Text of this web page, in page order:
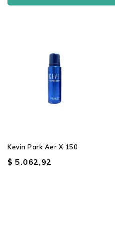
Kevin Park Aer X 150
$ 5.062,92